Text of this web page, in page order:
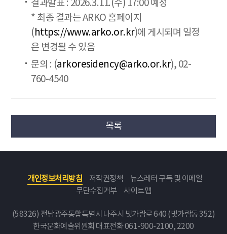
결과발표 : 2026.3.11.(수) 17:00 예정
* 최종 결과는 ARKO 홈페이지
( https://www.arko.or.kr)에 게시되며 일정
은 변경될 수 있음
문의 : (arkoresidency@arko.or.kr), 02-
760-4540
목록
개인정보처리방침 저작권정책
뉴스레터 구독 및 이메일
무단수집거부
사이트맵
(58326) 전남광주통합특별시 나주시 빛가람로 640 (빛가람동 352)
한국문화예술위원회 대표전화 061-900-2100, 2200